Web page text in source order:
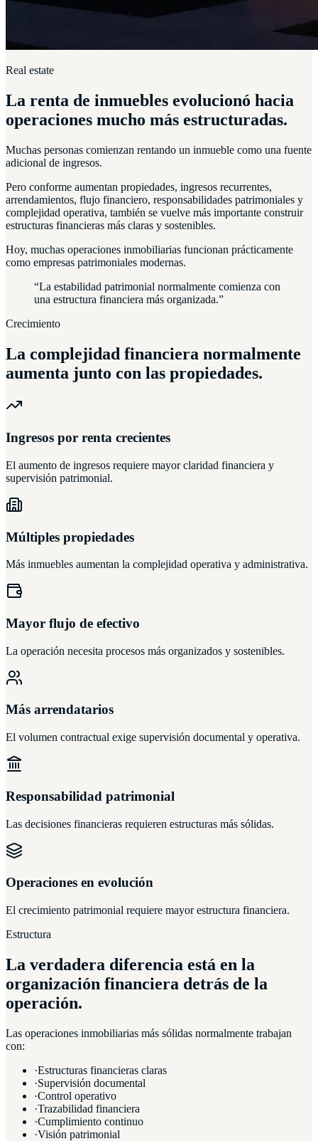
Real estate
La renta de inmuebles evolucionó hacia
operaciones mucho más estructuradas.
Muchas personas comienzan rentando un inmueble como una fuente
adicional de ingresos.
Pero conforme aumentan propiedades, ingresos recurrentes,
arrendamientos, flujo financiero, responsabilidades patrimoniales y
complejidad operativa, también se vuelve más importante construir
estructuras financieras más claras y sostenibles.
Hoy, muchas operaciones inmobiliarias funcionan prácticamente
como empresas patrimoniales modernas.
“La estabilidad patrimonial normalmente comienza con
una estructura financiera más organizada.”
Crecimiento
La complejidad financiera normalmente
aumenta junto con las propiedades.
Ingresos por renta crecientes
El aumento de ingresos requiere mayor claridad financiera y
supervisión patrimonial.
Múltiples propiedades
Más inmuebles aumentan la complejidad operativa y administrativa.
Mayor flujo de efectivo
La operación necesita procesos más organizados y sostenibles.
Más arrendatarios
El volumen contractual exige supervisión documental y operativa.
Responsabilidad patrimonial
Las decisiones financieras requieren estructuras más sólidas.
Operaciones en evolución
El crecimiento patrimonial requiere mayor estructura financiera.
Estructura
La verdadera diferencia está en la
organización financiera detrás de la
operación.
Las operaciones inmobiliarias más sólidas normalmente trabajan
con:
·Estructuras financieras claras
·Supervisión documental
·Control operativo
·Trazabilidad financiera
·Cumplimiento continuo
·Visión patrimonial